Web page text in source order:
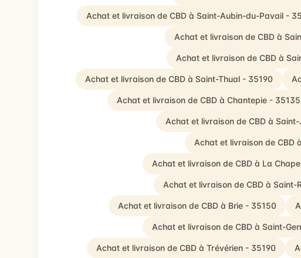
Achat et livraison de CBD à Saint-Aubin-du-Pavail -
Achat et livraison de CBD à
Achat et livraison de CBD à
Achat et livraison de CBD à Saint-Thual - 35190
Achat et livraison de CBD à Chantepie - 35135
Achat et livraison de CBD à
Achat et livraison de CBD
Achat et livraison de CBD à La
Achat et livraison de CBD à Saint-
Achat et livraison de CBD à Brie - 35150
Achat et livraison de CBD à Saint-
Achat et livraison de CBD à Trévérien - 35190